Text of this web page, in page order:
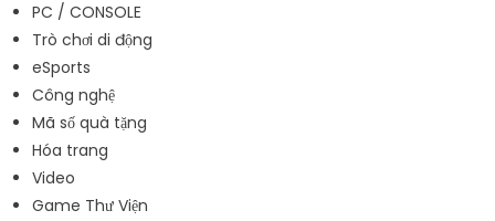
PC / CONSOLE
Trò chơi di động
eSports
Công nghệ
Mã số quà tặng
Hóa trang
Video
Game Thư Viện